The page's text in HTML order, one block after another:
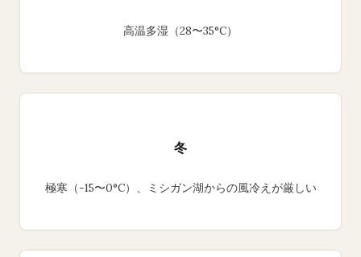
高温多湿（28〜35°C）
冬
極寒（-15〜0°C）、ミシガン湖からの風冷えが厳しい